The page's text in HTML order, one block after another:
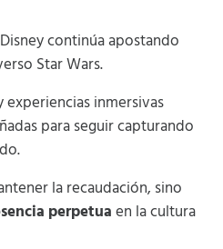
continúa apostando
Star Wars.
experiencias inmersivas
para seguir capturando
la recaudación, sino
perpetuaen la cultura